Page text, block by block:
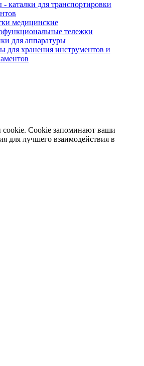
каталки для транспортировки
медицинские
тележки
для аппаратуры
для хранения инструментов и
cookie. Cookie запоминают ваши
для лучшего взаимодействия в